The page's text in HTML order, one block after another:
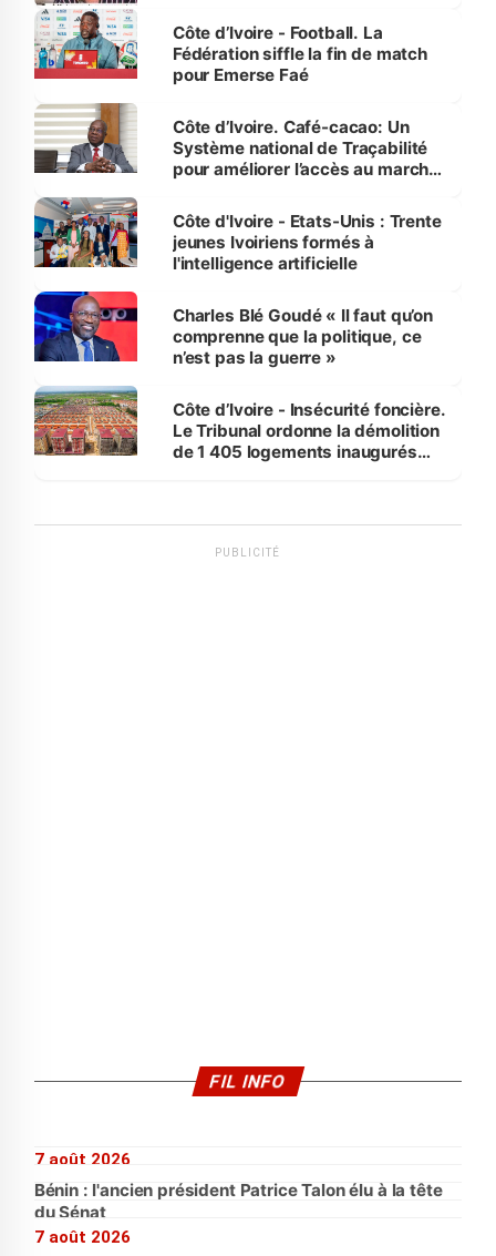
Côte d’Ivoire - Football. La
Fédération siffle la fin de match
pour Emerse Faé
Côte d’Ivoire. Café-cacao: Un
Système national de Traçabilité
pour améliorer l’accès au marché
Côte d'Ivoire - Etats-Unis : Trente
jeunes Ivoiriens formés à
l'intelligence artificielle
Charles Blé Goudé « Il faut qu’on
comprenne que la politique, ce
n’est pas la guerre »
Côte d’Ivoire - Insécurité foncière.
Le Tribunal ordonne la démolition
de 1 405 logements inaugurés
PUBLICITÉ
FIL INFO
7 août 2026
Bénin : l'ancien président Patrice Talon élu à la tête
du Sénat
7 août 2026